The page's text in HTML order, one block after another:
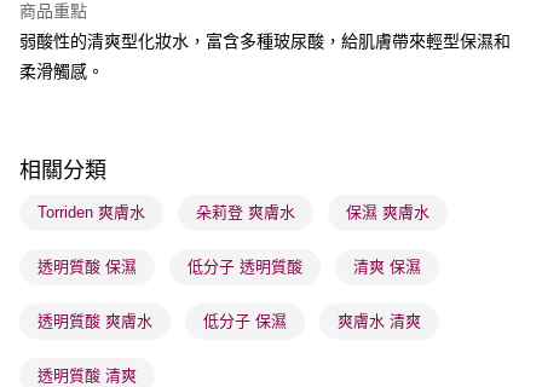
送貨方式
順豐自助櫃 - 確認發貨後1-3個工作天送達
順豐站及營業點 - 確認發貨後1-3個工作天送達
物流公司進行物流配送
取。逾期會取消訂單，並不會安排重寄
商品重點
弱酸性的清爽型化妝水，富含多種玻尿酸，給肌膚帶來輕型保濕和
柔滑觸感。
相關分類
Torriden 爽膚水 朵莉登 爽膚水 保濕 爽膚水
透明質酸 保濕 低分子 透明質酸 清爽 保濕
透明質酸 爽膚水 低分子 保濕 爽膚水 清爽
透明質酸 清爽